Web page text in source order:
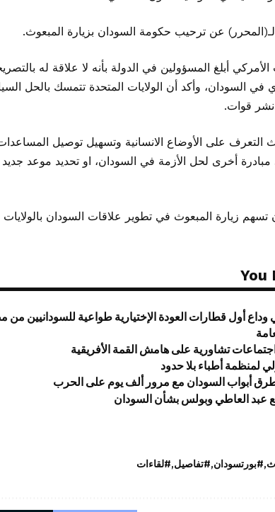
عن ترحيب حكومة السودان بزيارة المبعوث.
أبلغ المسؤولين في الدولة بأنه لا علاقة له
ايقاد بنشر 4500 جندي في السودان، وأكد أن الولايات المتحدة تتمسك
نشر قوات.
على الأوضاع الانسانية وتسهيل توصيل
أخرى لحل الأزمة في السودان، او تحديد موعد
زيارة المبعوث في تطوير علاقات السودان بالولايات
You
وداع أول قطارات العودة الإختيارية طواعية للسودانيين
تشاورية على هامش القمة الأفريقية
لمنظمة أطباء بلا حدود
تطرق أبواب السودان مع مرور ألف يوم على الحرب
عبد العاطي وبولس بشأن السودان
#بورتسودان #تفاصيل #لقاءات